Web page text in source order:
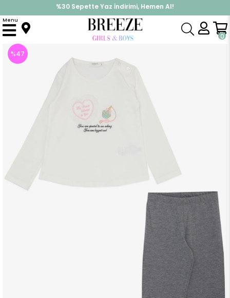
%30 Sepette Yaz İndirimi, Hemen Al!
İndirimlere ek %10 İndirimi Kap, Hemen Üye Ol!
0
Menu
Anasayfa Takımlar Tayt Takımı
%47